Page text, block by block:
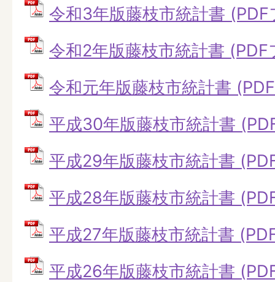
令和3年版藤枝市統計書
令和2年版藤枝市統計書
令和元年版藤枝市統計書
平成30年版藤枝市統計書
平成29年版藤枝市統計書
平成28年版藤枝市統計書
平成27年版藤枝市統計書
平成26年版藤枝市統計書